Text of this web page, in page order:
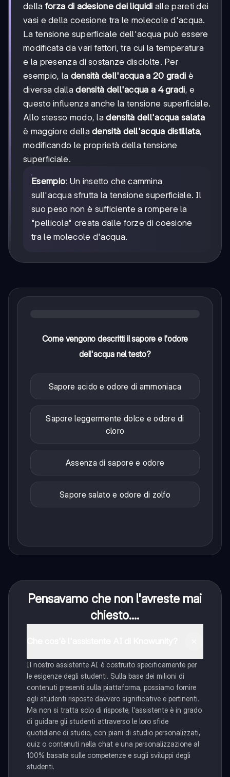
della forza di adesione dei liquidi alle pareti dei
vasi e della coesione tra le molecole d'acqua.
La tensione superficiale dell'acqua può essere
modificata da vari fattori, tra cui la temperatura
e la presenza di sostanze disciolte. Per
esempio, la densità dell'acqua a 20 gradi è
diversa dalladensità dell'acqua a 4 gradi, e
questo influenza anche la tensione superficiale.
Allo stesso modo, ladensità dell'acqua salata
è maggiore delladensità dell'acqua distillata,
modificando le proprietà della tensione
superficiale.
Esempio: Un insetto che cammina
sull'acqua sfrutta la tensione superficiale. Il
suo peso non è sufficiente a rompere la
"pellicola" creata dalle forze di coesione
tra le molecole d'acqua.
Come vengono descritti il sapore e l'odore
dell'acqua nel testo?
Sapore acido e odore di ammoniaca
Sapore leggermente dolce e odore di
cloro
Assenza di sapore e odore
Sapore salato e odore di zolfo
Pensavamo che non l'avreste mai
chiesto....
Il nostro assistente AI è costruito specificamente per
le esigenze degli studenti. Sulla base dei milioni di
contenuti presenti sulla piattaforma, possiamo fornire
agli studenti risposte davvero significative e pertinenti.
Ma non si tratta solo di risposte, l'assistente è in grado
di guidare gli studenti attraverso le loro sfide
quotidiane di studio, con piani di studio personalizzati,
quiz o contenuti nella chat e una personalizzazione al
100% basata sulle competenze e sugli sviluppi degli
studenti.